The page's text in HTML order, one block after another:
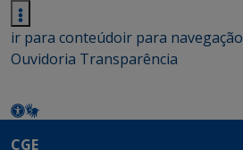
ir para conteúdoir para navegação
Ouvidoria Transparência
CGE